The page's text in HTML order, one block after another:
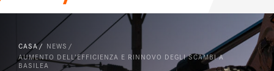
Servizi e prodotti
Chi siamo
Karriere im Team of Steel
Sistema gestionale integrato
CASA
NEWS
AUMENTO DELL’EFFICIENZA E RINNOVO DEGLI SCAMBI A
BASILEA